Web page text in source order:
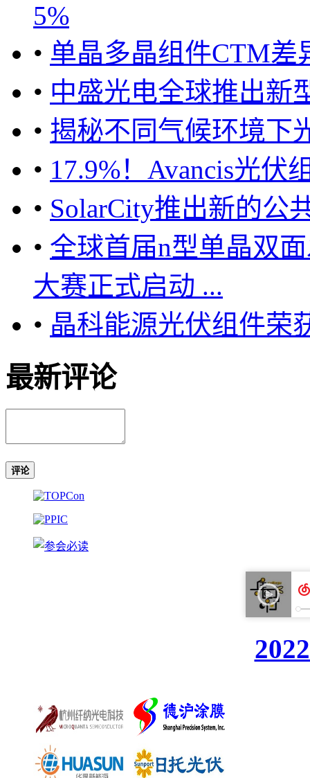
5%
• 单晶多晶组件CTM差
• 中盛光电全球推出新
• 揭秘不同气候环境下
• 17.9%！Avancis光伏
• SolarCity推出新的公
• 全球首届n型单晶双
大赛正式启动 ...
• 晶科能源光伏组件荣
最新评论
评论